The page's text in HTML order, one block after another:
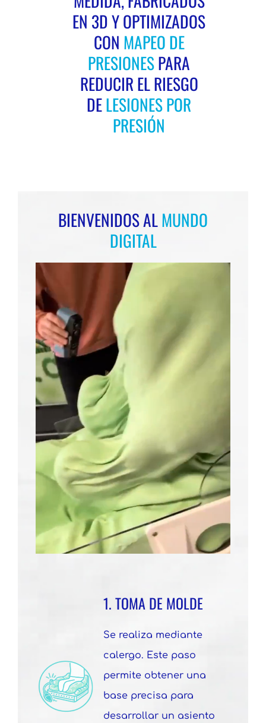
Ortesis pie tobillo
EN 3D Y OPTIMIZADOS
CON MAPEO DE
PRESIONESPARA
REDUCIR EL RIESGO
DELESIONES POR
PRESIÓN
BIENVENIDOS ALMUNDO
DIGITAL
1. TOMA DE MOLDE
Se realiza mediante
calergo. Este paso
permite obtener una
base precisa para
desarrollar un asiento